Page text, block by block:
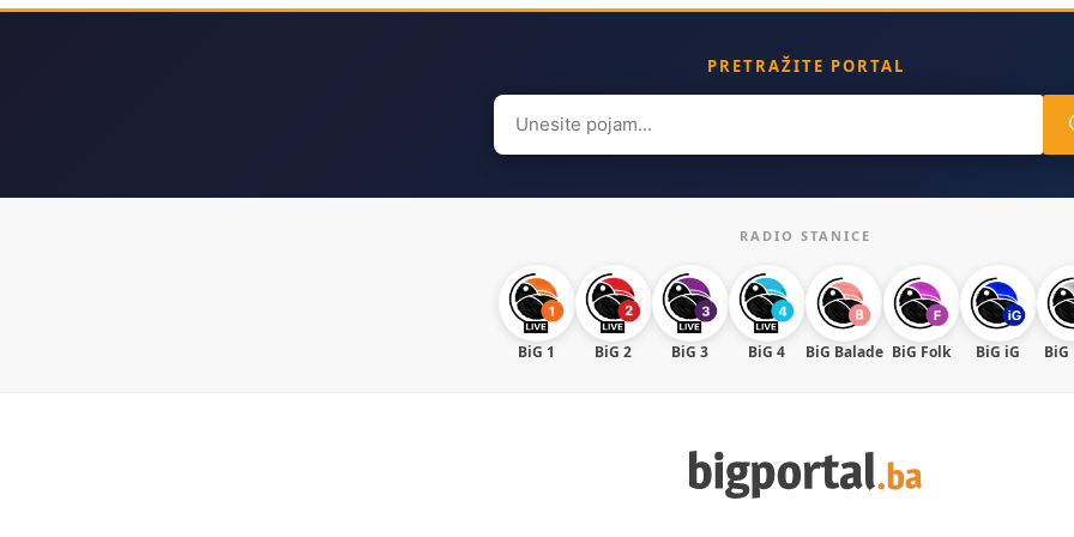
PRETRAŽITE PORTAL
Search
for:
RADIO STANICE
BiG 1 BiG 2 BiG 3 BiG 4 BiG Balade BiG Folk BiG iG BiG